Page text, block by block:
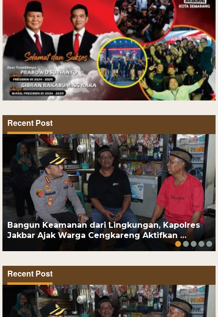
Recent Post
Bangun Keamanan dari Lingkungan, Kapolres
Jakbar Ajak Warga Cengkareng Aktifkan …
Recent Post